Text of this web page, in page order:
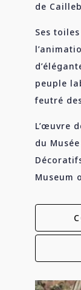
de
Ses
peuple
feutré
L’œuvre
du
Museum